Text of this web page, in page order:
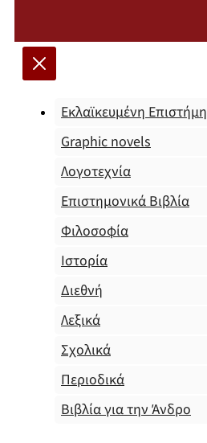
Εκλαϊκευμένη Επιστήμη
Graphic novels
Λογοτεχνία
Επιστημονικά Βιβλία
Φιλοσοφία
Ιστορία
Διεθνή
Λεξικά
Σχολικά
Περιοδικά
Βιβλία για την Άνδρο